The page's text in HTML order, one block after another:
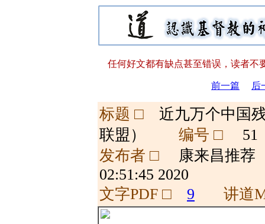
任何好文都有缺点甚至错误，读者不
前一篇 后
标题 □ 近九万个中国
联盟） 编号 □
51
发布者 □
康来昌
02:51:45 2020
文字PDF □ 9 讲道